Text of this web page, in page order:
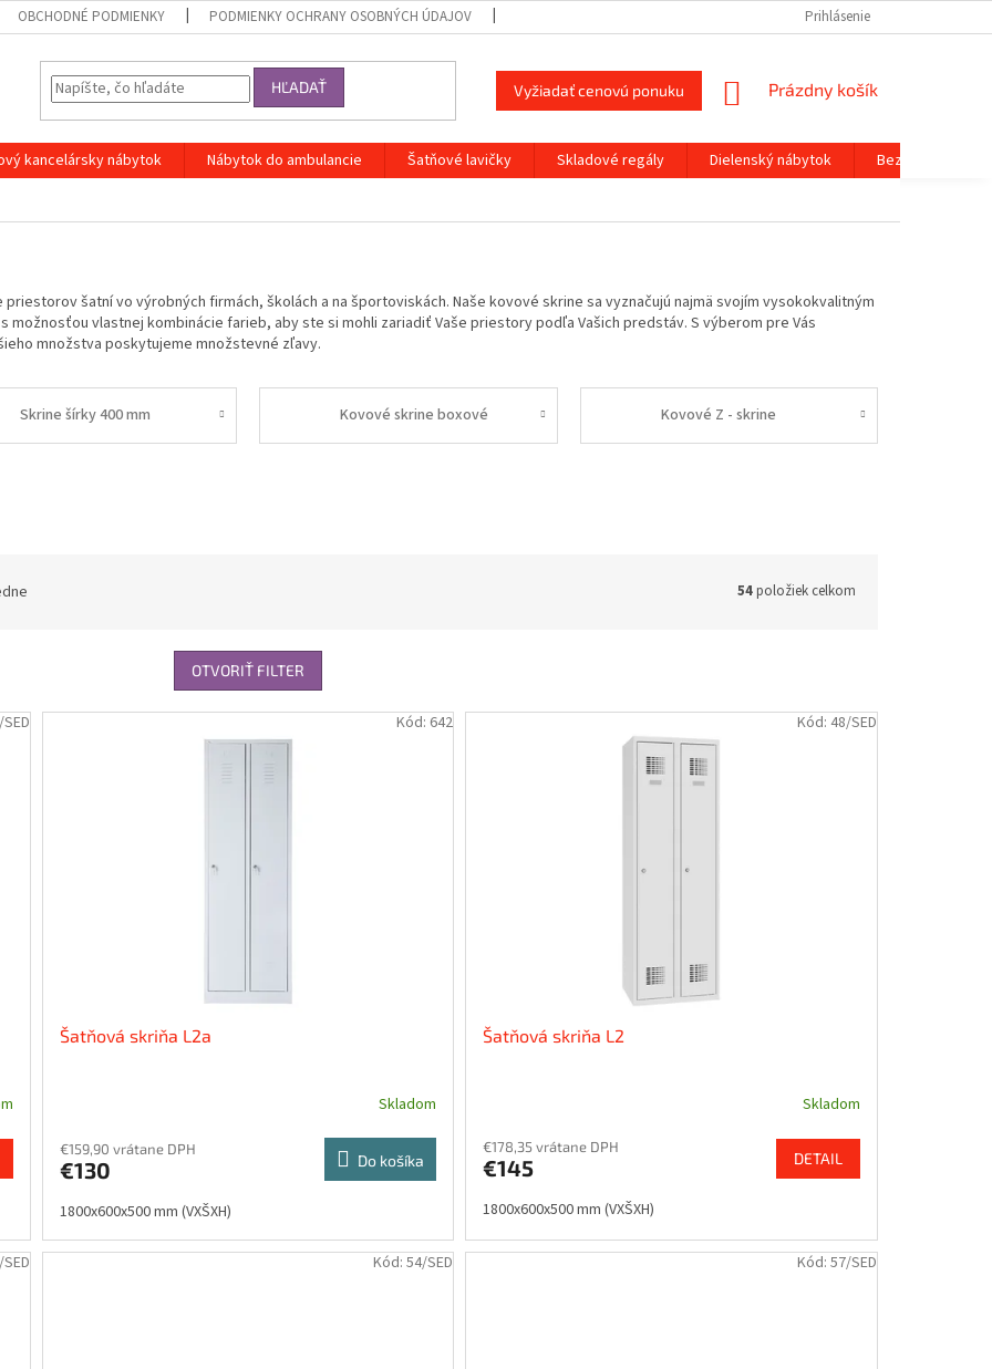
OBCHODNÉ PODMIENKY PODMIENKY OCHRANY OSOBNÝCH ÚDAJOV SPÔSOBY PLATBYPrihlásenie
HĽADAŤ Vyžiadať cenovú ponuku
NÁKUPNÝ
Prázdny košík
kancelársky nábytok Nábytok do ambulancie Šatňové lavičky Skladové regály Dielenský nábytok
Bezpečnostné
šatní vo výrobných firmách, školách a na športoviskách. Naše kovové skrine sa vyznačujú najmä svojím vysokokvalitným
možnosťou vlastnej kombinácie farieb, aby ste si mohli zariadiť Vaše priestory podľa Vašich predstáv. S výberom pre Vás
množstva poskytujeme množstevné zľavy.
Skrine šírky 400 mm Kovové skrine boxové Kovové Z - skrine
54položiek celkom
OTVORIŤ FILTER
Šatňová skriňa L2a
Skladom
€159,90 vrátane DPH
€130 Do košíka
1800x600x500 mm (VXŠXH)
Kód: 642
Šatňová skriňa L2
Skladom
€178,35 vrátane DPH
€145 DETAIL
1800x600x500 mm (VXŠXH)
Kód: 48/SED
Kód:54/SED Kód: 57/SED